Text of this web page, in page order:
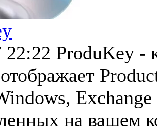
22:22 ProduKey -
отображает
на вашем